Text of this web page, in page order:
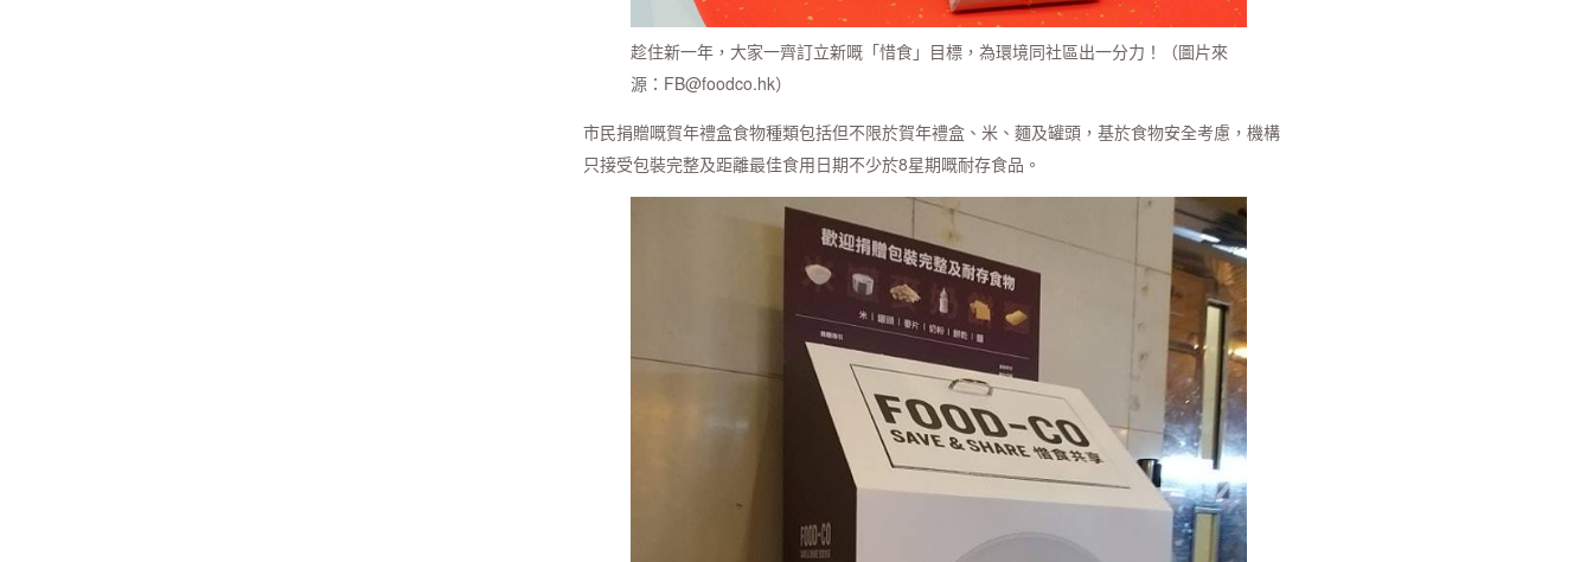
趁住新一年，大家一齊訂立新嘅「惜食」目標，為環境同社區出一分力！（圖片來
源：FB@foodco.hk）
市民捐贈嘅賀年禮盒食物種類包括但不限於賀年禮盒、米、麵及罐頭，基於食物安全考慮，機構
只接受包裝完整及距離最佳食用日期不少於8星期嘅耐存食品。